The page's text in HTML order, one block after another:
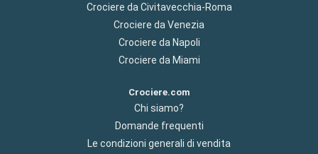
Crociere da Civitavecchia-Roma
Crociere da Venezia
Crociere da Napoli
Crociere da Miami
Crociere.com
Chi siamo?
Domande frequenti
Le condizioni generali di vendita